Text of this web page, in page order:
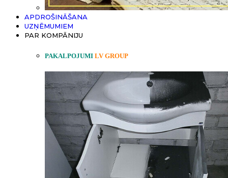
APDROŠINĀŠANA
UZŅĒMUMIEM
PAR KOMPĀNIJU
PAKALPOJUMI LV GROUP